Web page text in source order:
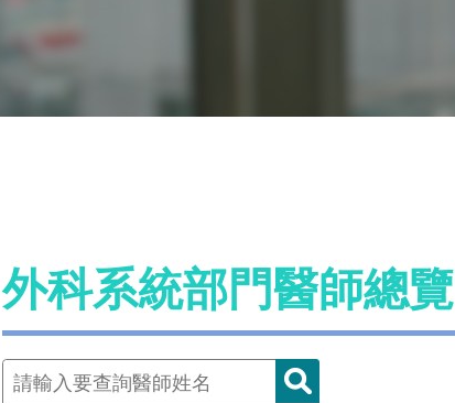
外科系統部門醫師總覽